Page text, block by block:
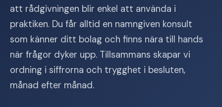
att rådgivningen blir enkel att använda i
praktiken. Du får alltid en namngiven konsult
som känner ditt bolag och finns nära till hands
när frågor dyker upp. Tillsammans skapar vi
ordning i siffrorna och trygghet i besluten,
månad efter månad.